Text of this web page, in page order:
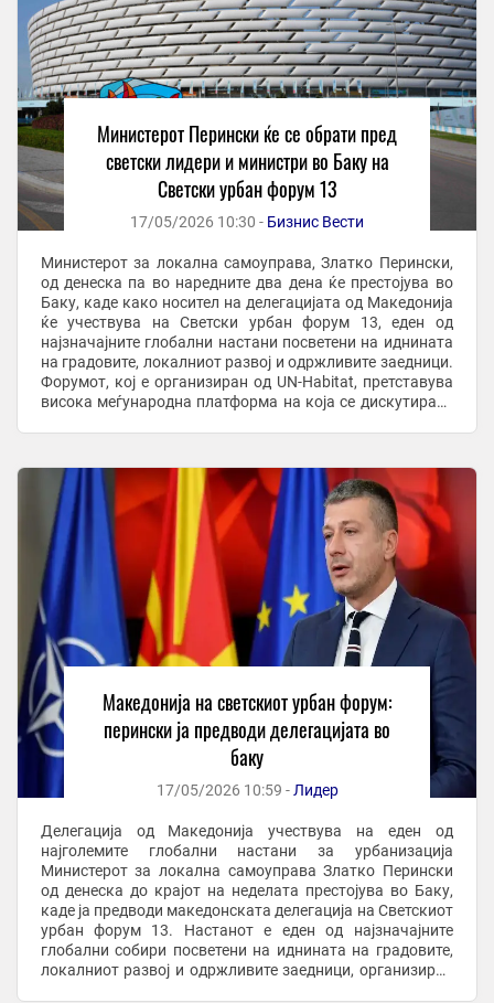
Министерот Перински ќе се обрати пред
светски лидери и министри во Баку на
Светски урбан форум 13
17/05/2026 10:30 - Бизнис Вести
Министерот за локална самоуправа, Златко Перински,
од денеска па во наредните два дена ќе престојува во
Баку, каде како носител на делегацијата од Македонија
ќе учествува на Светски урбан форум 13, еден од
најзначајните глобални настани посветени на иднината
на градовите, локалниот развој и одржливите заедници.
Форумот, кој е организиран од UN-Habitat, претставува
висока меѓународна платформа на која се дискутираат
Македонија на светскиот урбан форум:
перински ја предводи делегацијата во
баку
17/05/2026 10:59 - Лидер
Делегација од Македонија учествува на еден од
најголемите глобални настани за урбанизација
Министерот за локална самоуправа Златко Перински
од денеска до крајот на неделата престојува во Баку,
каде ја предводи македонската делегација на Светскиот
урбан форум 13. Настанот е еден од најзначајните
глобални собири посветени на иднината на градовите,
локалниот развој и одржливите заедници, организиран